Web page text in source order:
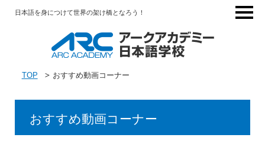
日本語を身につけて世界の架け橋となろう！
TOP おすすめ動画コーナー
おすすめ動画コーナー